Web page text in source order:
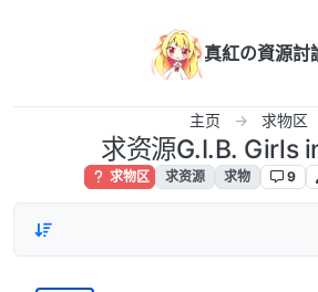
真紅の資源討
主页 求物区
求资源G.I.B. Girls
求物区 求资源 求物 9